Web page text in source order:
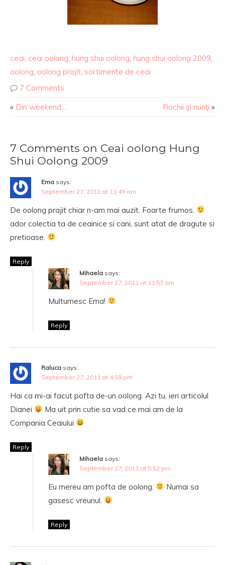
ceai ceai oolong hung shui oolong hung shui oolong 2009
oolong oolong prajit sortimente de ceai
7 Comments
« Din weekend… Rochii şi nunţi »
7 Comments on Ceai oolong Hung
Shui Oolong 2009
Ema says:
September 27, 2011 at 11:49 am
De oolong prajit chiar n-am mai auzit. Foarte frumos.
ador colectia ta de ceainice si cani, sunt atat de dragute si
pretioase.
Reply
Mihaela says:
September 27, 2011 at 11:53 am
Multumesc Ema!
Reply
Raluca says:
September 27, 2011 at 4:59 pm
Hai ca mi-ai facut pofta de-un oolong. Azi tu, ieri articolul
Dianei
Ma uit prin cutie sa vad ce mai am de la
Compania Ceaiului
Reply
Mihaela says:
September 27, 2011 at 5:52 pm
Eu mereu am pofta de oolong.
Numai sa
gasesc vreunul.
Reply